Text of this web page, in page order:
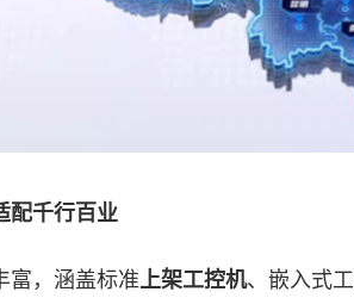
千行百业
，涵盖标准上架工控机、嵌入式